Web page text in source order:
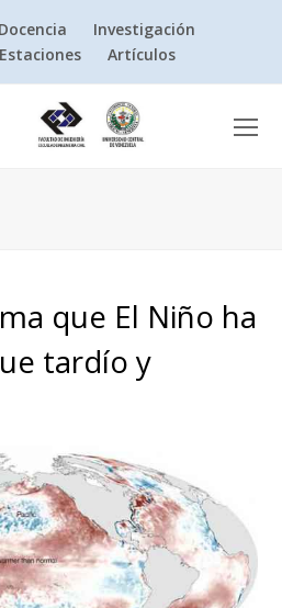
Docencia
Investigación
Estaciones Artículos
que El Niño ha
tardío y